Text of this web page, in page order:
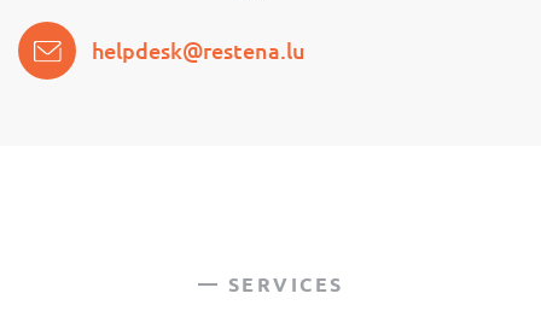
helpdesk@restena.lu
SERVICES